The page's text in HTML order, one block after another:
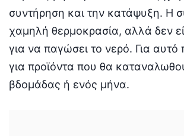
συντήρηση και την κατάψυξη. Η
χαμηλή θερμοκρασία, αλλά δεν
για να παγώσει το νερό. Για αυτό
για προϊόντα που θα
βδομάδας ή ενός μήνα.